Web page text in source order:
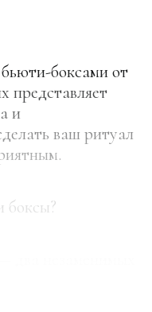
боксами от
и
ваш ритуал
боксы?
волосы и не